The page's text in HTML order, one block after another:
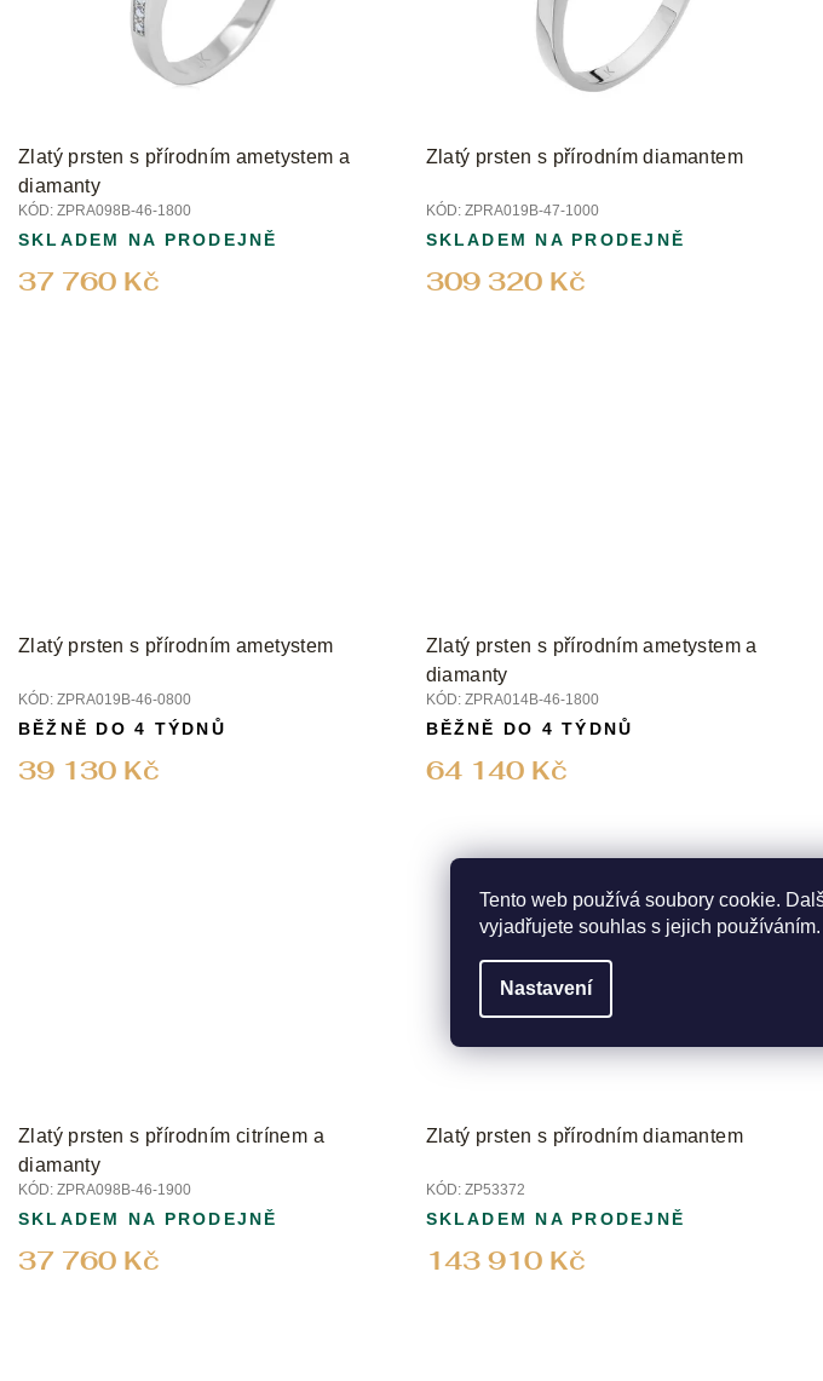
Tento web používá soubory cookie.
vyjadřujete souhlas s jejich
Nastavení
t
ů
Zlatý prsten s přírodním ametystem a
diamanty
KÓD: ZPRA098B-46-1800
37 760 Kč
SKLADEM NA PRODEJNĚ
Zlatý prsten s přírodním diamantem
KÓD: ZPRA019B-47-1000
309 320 Kč
SKLADEM NA PRODEJNĚ
Zlatý prsten s přírodním ametystem
KÓD: ZPRA019B-46-0800
39 130 Kč
BĚŽNĚ DO 4 TÝDNŮ
Zlatý prsten s přírodním ametystem a
diamanty
KÓD: ZPRA014B-46-1800
64 140 Kč
BĚŽNĚ DO 4 TÝDNŮ
Zlatý prsten s přírodním citrínem a
diamanty
KÓD: ZPRA098B-46-1900
37 760 Kč
SKLADEM NA PRODEJNĚ
Zlatý prsten s přírodním diamantem
KÓD: ZP53372
143 910 Kč
SKLADEM NA PRODEJNĚ